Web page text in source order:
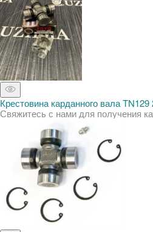
Крестовина карданного вала TN129
Свяжитесь с нами для получения